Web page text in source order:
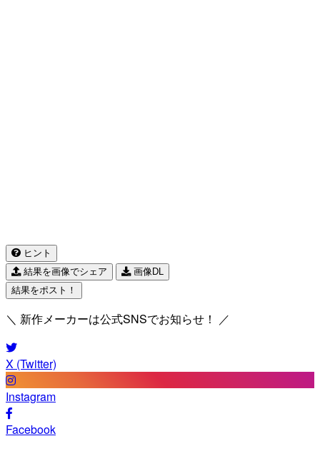
ヒント
結果を画像でシェア
画像DL
結果をポスト！
＼ 新作メーカーは公式SNSでお知らせ！ ／
X (Twitter)
Instagram
Facebook